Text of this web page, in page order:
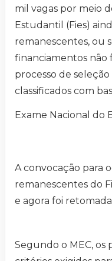
mil vagas por meio
Estudantil (Fies)
remanescentes, ou
financiamentos não
processo de
classificados com
Exame Nacional do
A convocação para
remanescentes do
e agora foi
Segundo o MEC, os